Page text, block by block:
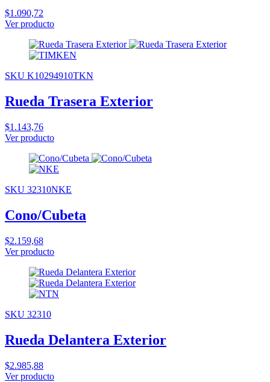
$1.090,72
Ver producto
SKU K10294910TKN
Rueda Trasera Exterior
$1.143,76
Ver producto
SKU 32310NKE
Cono/Cubeta
$2.159,68
Ver producto
SKU 32310
Rueda Delantera Exterior
$2.985,88
Ver producto